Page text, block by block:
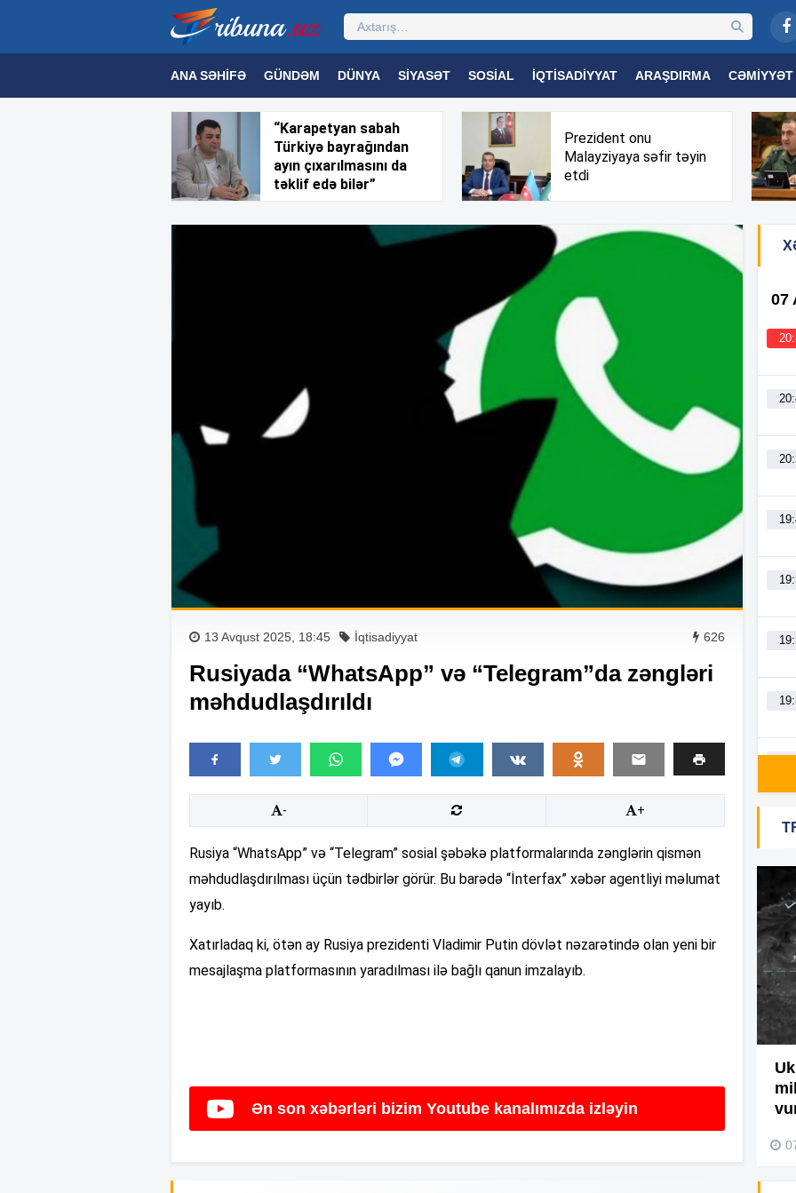
ANA SƏHIFƏ GÜNDƏM DÜNYA SIYASƏT SOSIAL İQTISADIYYAT ARAŞDIRMA CƏMIYYƏT
MƏDƏNIYYƏT MAQAZIN TEXNOLOGIYA TƏHSIL TRIBUNA TV
“Karapetyan sabah
Türkiyə bayrağından
ayın çıxarılmasını da
təklif edə bilər”
Prezident onu
Malayziyaya səfir təyin
etdi
13 Avqust 2025, 18:45 İqtisadiyyat 626
Rusiyada “WhatsApp” və “Telegram”da zəngləri
məhdudlaşdırıldı
- +
Rusiya “WhatsApp” və “Telegram” sosial şəbəkə platformalarında zənglərin qismən
məhdudlaşdırılması üçün tədbirlər görür. Bu barədə “İnterfax” xəbər agentliyi məlumat
yayıb.
Xatırladaq ki, ötən ay Rusiya prezidenti Vladimir Putin dövlət nəzarətində olan yeni bir
mesajlaşma platformasının yaradılması ilə bağlı qanun imzalayıb.
Ən son xəbərləri bizim Youtube kanalımızda izləyin
07
törədibmiş – Video